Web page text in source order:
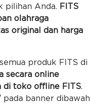
pilihan Anda. FITS
olahraga
original dan harga
produk FITS di
secara online
di toko offline FITS.
pada banner dibawah